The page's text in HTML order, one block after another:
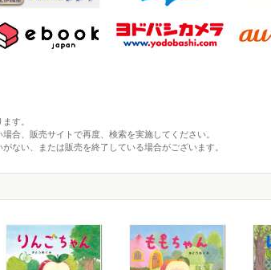
す。
合、販売サイトで再度、検索を実施してください。
ない、または販売を終了している場合がございます。